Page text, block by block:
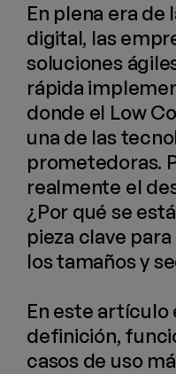
En plena era
digital, las
soluciones
rápida
donde el Low
una de las
prometedoras.
realmente el
¿Por qué se
pieza clave
los tamaños y
En este artículo
definición,
casos de uso